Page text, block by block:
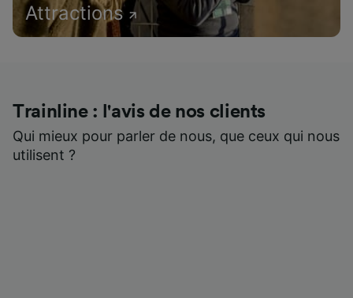
Attractions
Trainline : l'avis de nos clients
Qui mieux pour parler de nous, que ceux qui nous
utilisent ?